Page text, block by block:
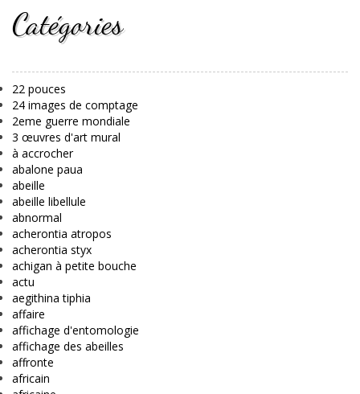
Catégories
22 pouces
24 images de comptage
2eme guerre mondiale
3 œuvres d'art mural
à accrocher
abalone paua
abeille
abeille libellule
abnormal
acherontia atropos
acherontia styx
achigan à petite bouche
actu
aegithina tiphia
affaire
affichage d'entomologie
affichage des abeilles
affronte
africain